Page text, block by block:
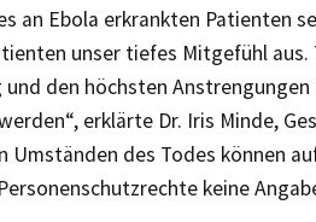
an Ebola erkrankten Patienten
unser tiefes Mitgefühl
den höchsten
erklärte Dr. Iris Minde,
Umständen des Todes können
keine